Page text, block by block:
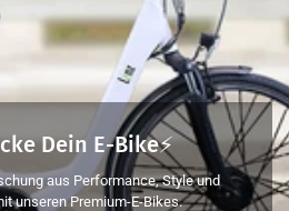
Dein E-Bike⚡
aus Performance, Style und
unseren Premium-E-Bikes.